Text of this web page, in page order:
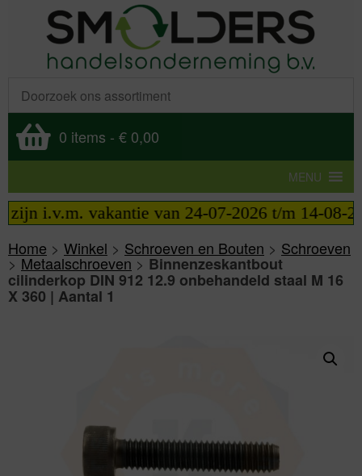
0 items - € 0,00
MENU
vakantie van 24-07-2026 t/m 14-08-
Home > Winkel > Schroeven en Bouten > Schroeven
>Metaalschroeven>Binnenzeskantbout
cilinderkop DIN 912 12.9 onbehandeld staal M 16
X 360 | Aantal 1